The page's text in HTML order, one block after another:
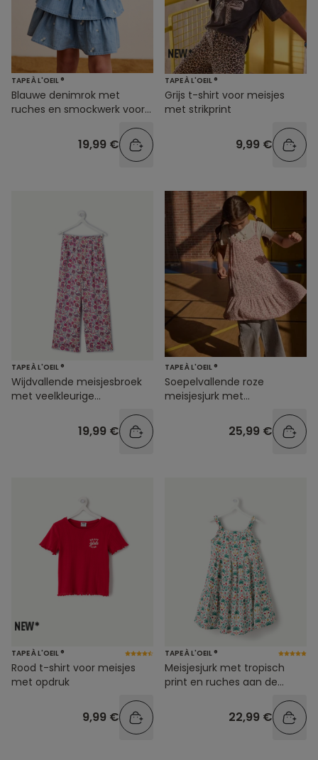
TAPE À L'OEIL ®
Blauwe denimrok met
ruches en smockwerk voor
19,99 €
TAPE À L'OEIL ®
Grijs t-shirt voor meisjes
met strikprint
9,99 €
TAPE À L'OEIL ®
Wijdvallende meisjesbroek
met veelkleurige
19,99 €
TAPE À L'OEIL ®
Soepelvallende roze
meisjesjurk met
25,99 €
TAPE À L'OEIL ®
Rood t-shirt voor meisjes
met opdruk
9,99 €
TAPE À L'OEIL ®
Meisjesjurk met tropisch
print en ruches aan de
22,99 €